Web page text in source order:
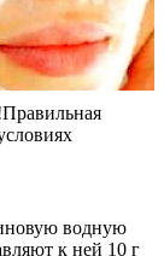
водную
к ней 10 г